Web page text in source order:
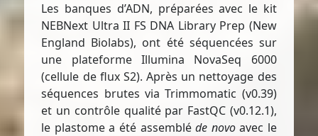
Les banques d’ADN, préparées avec le kit
NEBNext Ultra II FS DNA Library Prep (New
England Biolabs), ont été séquencées sur
une plateforme Illumina NovaSeq 6000
(cellule de flux S2). Après un nettoyage des
séquences brutes via Trimmomatic (v0.39)
et un contrôle qualité par FastQC (v0.12.1),
le plastome a été assembléde novoavec le